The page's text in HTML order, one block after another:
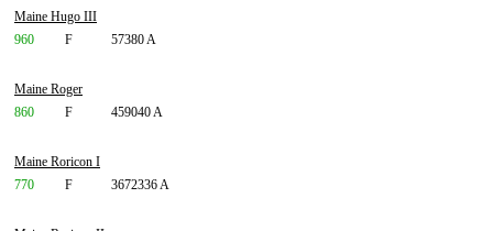
Maine Hugo III
960
F 57380 A
Maine Roger
860
F 459040 A
Maine Roricon I
770
F 3672336 A